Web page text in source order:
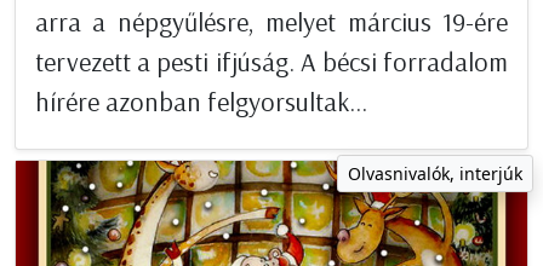
arra a népgyűlésre, melyet március 19-ére
tervezett a pesti ifjúság. A bécsi forradalom
hírére azonban felgyorsultak...
Olvasnivalók, interjúk